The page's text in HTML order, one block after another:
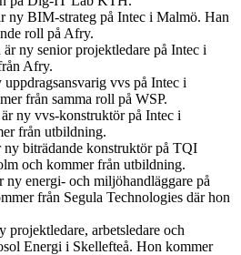
ny BIM-strateg på Intec i Malmö. Han
roll på Afry.
är ny senior projektledare på Intec i
Afry.
uppdragsansvarig vvs på Intec i
från samma roll på WSP.
är ny vvs-konstruktör på Intec i
från utbildning.
ny biträdande konstruktör på TQI
och kommer från utbildning.
ny energi- och miljöhandläggare på
från Segula Technologies där hon
projektledare, arbetsledare och
Energi i Skellefteå. Hon kommer